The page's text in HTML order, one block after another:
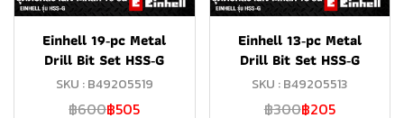
Einhell 19‑pc Metal
Drill Bit Set HSS‑G
SKU : B49205519
฿600฿505
Einhell 13‑pc Metal
Drill Bit Set HSS‑G
SKU : B49205513
฿300฿205